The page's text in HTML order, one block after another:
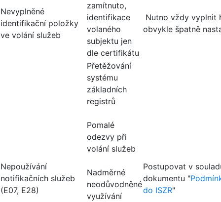
Nevyplněné
identifikační položky
ve volání služeb
zamítnuto,
identifikace
volaného
subjektu jen
dle certifikátu
Nutno vždy vyplnit
obvykle špatně
Nepoužívání
notifikačních služeb
(E07, E28)
Přetěžování
systému
základních
registrů
Pomalé
odezvy při
volání služeb
Nadměrné
neodůvodněné
využívání
Postupovat v
dokumentu "
do ISZR"